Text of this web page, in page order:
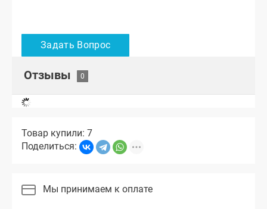
Отзывы
Товар купили: 7
Поделиться:
Мы принимаем к оплате